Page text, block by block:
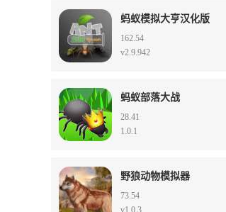
蚂蚁模拟大亨汉化版
162.54
v2.9.942
蚂蚁部落大战
28.41
1.0.1
野狼动物模拟器
73.54
v1.0.3